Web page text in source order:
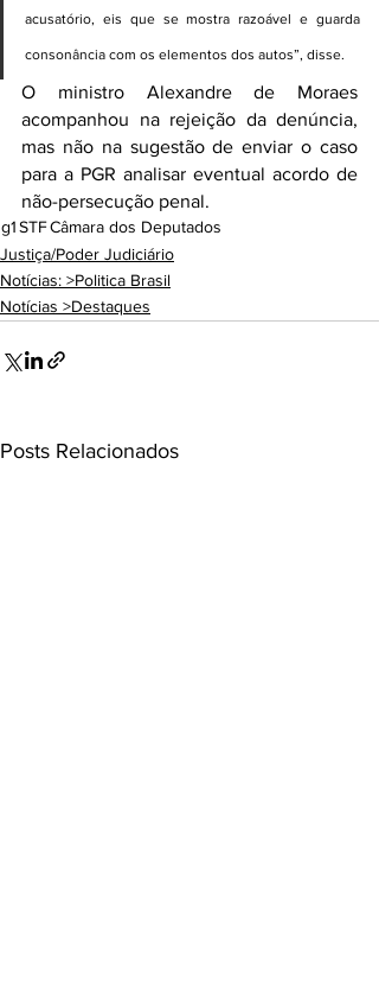
acusatório, eis que se mostra razoável e guarda
consonância com os elementos dos autos”, disse.
O ministro Alexandre de Moraes
acompanhou na rejeição da denúncia,
mas não na sugestão de enviar o caso
para a PGR analisar eventual acordo de
não-persecução penal.
g1STFCâmara dos Deputados
Justiça/Poder Judiciário
Notícias: >Politica Brasil
Notícias >Destaques
Posts Relacionados